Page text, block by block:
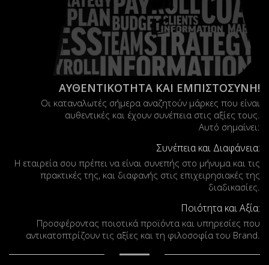
ΑΥΘΕΝΤΙΚΟΤΗΤΑ ΚΑΙ ΕΜΠΙΣΤΟΣΥΝΗ!
Οι καταναλωτές σήμερα αναζητούν μάρκες που είναι
αυθεντικές και έχουν συνέπεια στις αξίες τους.
Αυτό σημαίνει:
Συνέπεια και Διαφάνεια:
Η εταιρεία σου πρέπει να είναι συνεπής στο μήνυμα και τις
πρακτικές της, και διαφανής στις επιχειρησιακές της
διαδικασίες.
Ποιότητα και Αξία:
Προσφέροντας ποιοτικά προϊόντα και υπηρεσίες που
αντικατοπτρίζουν τις αξίες και τη φιλοσοφία του Brand.